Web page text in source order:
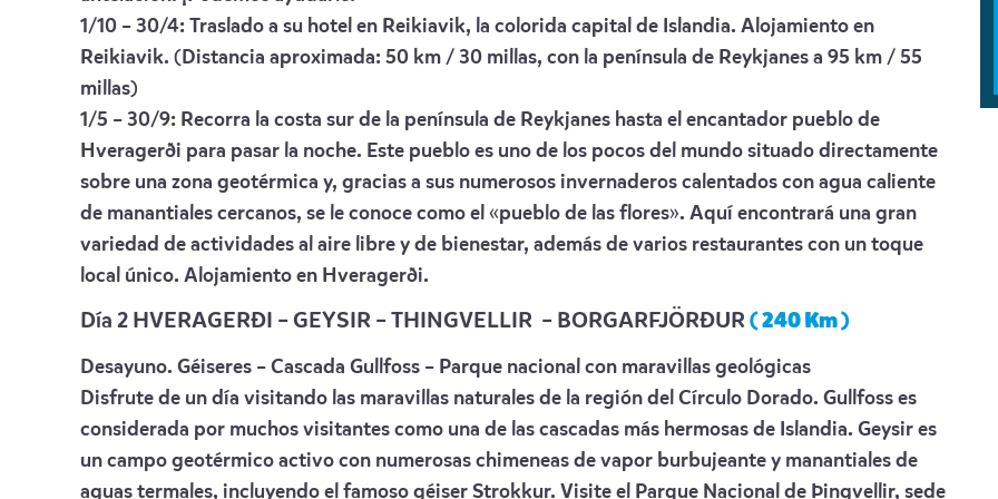
1/10 – 30/4: Traslado a su hotel en Reikiavik, la colorida capital de Islandia. Alojamiento en
Reikiavik. (Distancia aproximada: 50 km / 30 millas, con la península de Reykjanes a 95 km / 55
millas)
1/5 – 30/9: Recorra la costa sur de la península de Reykjanes hasta el encantador pueblo de
Hveragerði para pasar la noche. Este pueblo es uno de los pocos del mundo situado directamente
sobre una zona geotérmica y, gracias a sus numerosos invernaderos calentados con agua caliente
de manantiales cercanos, se le conoce como el «pueblo de las flores». Aquí encontrará una gran
variedad de actividades al aire libre y de bienestar, además de varios restaurantes con un toque
local único. Alojamiento en Hveragerði.
Día 2 HVERAGERÐI – GEYSIR – THINGVELLIR – BORGARFJÖRÐUR ( 240 Km )
Desayuno. Géiseres – Cascada Gullfoss – Parque nacional con maravillas geológicas
Disfrute de un día visitando las maravillas naturales de la región del Círculo Dorado. Gullfoss es
considerada por muchos visitantes como una de las cascadas más hermosas de Islandia. Geysir es
un campo geotérmico activo con numerosas chimeneas de vapor burbujeante y manantiales de
aguas termales, incluyendo el famoso géiser Strokkur. Visite el Parque Nacional de Þingvellir, sede